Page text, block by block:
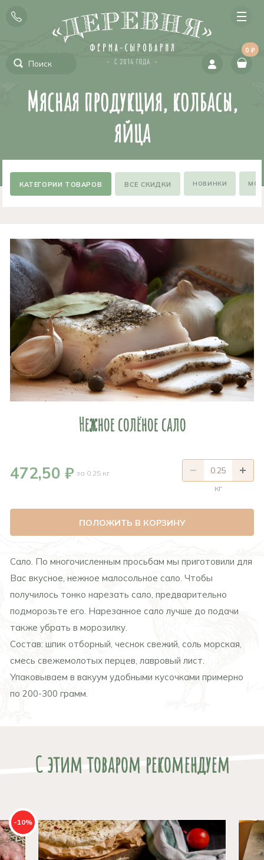
0 ₽
Мясная продукция, колбасы,
яйца
ВСЕ СКИДКИ НОВИНКИ
Нежное солёное сало
472,50 ₽ за 0.25 кг
кг
ПОЛОЖИТЬ В КОРЗИНУ
Сало. По многочисленным просьбам мы приготовили для
Вас вкусное, нежное малосольное сало. Чтобы
получилось тонко нарезать сало, предварительно
подморозьте его. Нарезанное сало лучше до подачи
также убрать в морозилку.
Состав: шпик отборный, чеснок свежий, соль морская,
смесь свежемолотых перцев, лавровый лист.
Упаковываем в вакуум удобными кусочками примерно
по 200-300 грамм.
С этим товаром рекомендуем
-10%